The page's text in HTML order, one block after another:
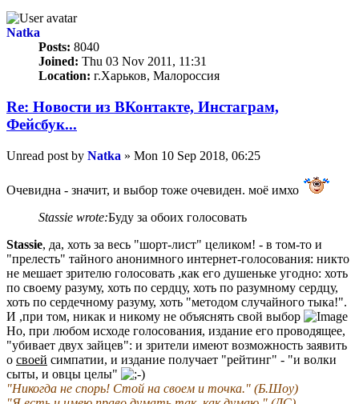
Natka
Posts: 8040
Joined: Thu 03 Nov 2011, 11:31
Location: г.Харьков, Малороссия
Re: Новости из ВКонтакте, Инстаграм,
Фейсбук...
Unread post by Natka » Mon 10 Sep 2018, 06:25
Очевидна - значит, и выбор тоже очевиден. моё имхо
Stassie wrote:Буду за обоих голосовать
Stassie, да, хоть за весь "шорт-лист" целиком! - в том-то и
"прелесть" тайного анонимного интернет-голосования: никто
не мешает зрителю голосовать ,как его душеньке угодно: хоть
по своему разуму, хоть по сердцу, хоть по разумному сердцу,
хоть по сердечному разуму, хоть "методом случайного тыка!".
И ,при том, никак и никому не объяснять свой выбор
Но, при любом исходе голосования, издание его проводящее,
"убивает двух зайцев": и зрители имеют возможность заявить
о своей симпатии, и издание получает "рейтинг" - "и волки
сыты, и овцы целы"
"Никогда не спорь! Стой на своем и точка." (Б.Шоу)